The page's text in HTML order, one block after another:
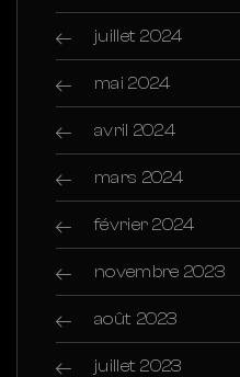
juillet 2024
mai 2024
avril 2024
mars 2024
février 2024
novembre 2023
août 2023
juillet 2023